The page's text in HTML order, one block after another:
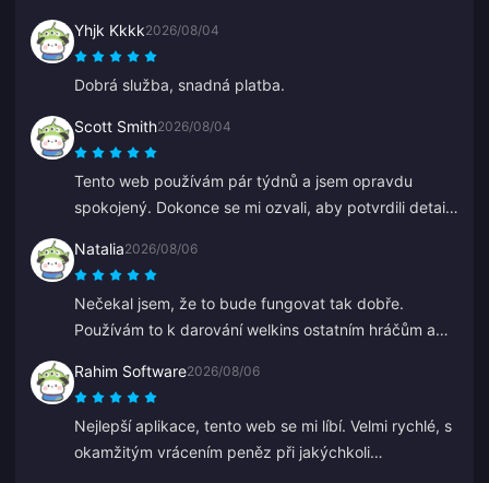
Yhjk Kkkk2026/08/04
Dobrá služba, snadná platba.
Scott Smith2026/08/04
Tento web používám pár týdnů a jsem opravdu
spokojený. Dokonce se mi ozvali, aby potvrdili detail
pracovník podpory byl milý a ochotný.
Natalia2026/08/06
Nečekal jsem, že to bude fungovat tak dobře.
Používám to k darování welkins ostatním hráčům a
rychlý. Pokud chcete někomu něco darovat, je to
skvělá platforma.
Rahim Software2026/08/06
Nejlepší aplikace, tento web se mi líbí. Velmi rychlé, s
okamžitým vrácením peněz při jakýchkoli